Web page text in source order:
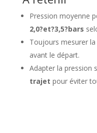
Pression moyenne
2,0?et?3,5?bars
Toujours mesurer
avant le départ.
Adapter la pression
trajet pour éviter